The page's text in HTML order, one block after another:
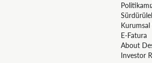
Kurumsal
E-Fatura
About
Investor